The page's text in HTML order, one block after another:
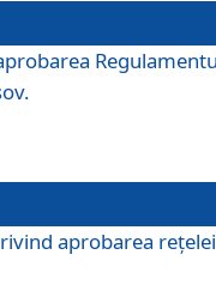
aprobarea